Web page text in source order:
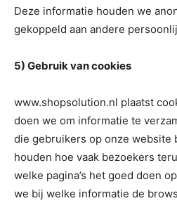
Deze informatie houden we
gekoppeld aan andere
5) Gebruik van cookies
www.shopsolution.nl plaatst
doen we om informatie te
die gebruikers op onze website
houden hoe vaak bezoekers
welke pagina’s het goed doen
we bij welke informatie de